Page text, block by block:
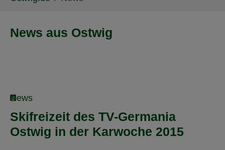
News aus Ostwig
News
Skifreizeit des TV-Germania
Ostwig in der Karwoche 2015